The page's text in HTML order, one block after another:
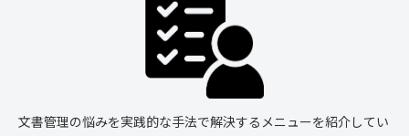
文書管理の悩みを実践的な手法で解決するメニューを紹介してい